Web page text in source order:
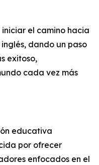
el camino hacia
dando un paso
exitoso,
cada vez más
educativa
por ofrecer
enfocados en el